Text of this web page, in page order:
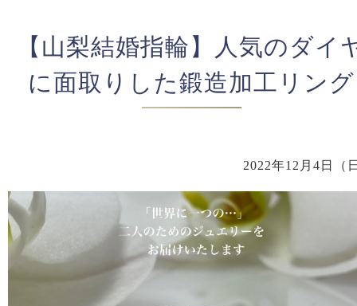
【山梨結婚指輪】人気のダイ
に面取りした鍛造加工リング
2022年12月4日（